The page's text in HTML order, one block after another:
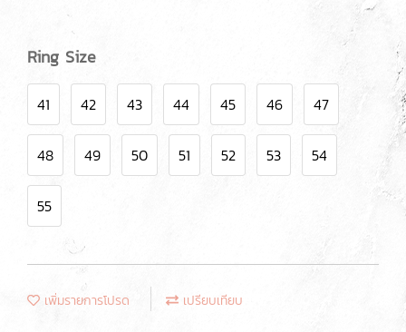
Ring Size
41 42 43 44 45 46 47
48 49 50 51 52 53 54
55
เพิ่มรายการโปรด เปรียบเทียบ